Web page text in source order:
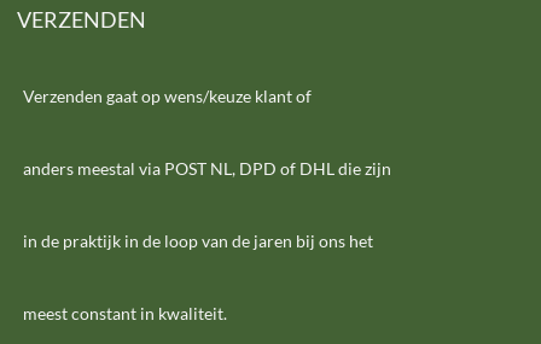
VERZENDEN
Verzenden gaat op wens/keuze klant of
anders meestal via POST NL, DPD of DHL die zijn
in de praktijk in de loop van de jaren bij ons het
meest constant in kwaliteit.